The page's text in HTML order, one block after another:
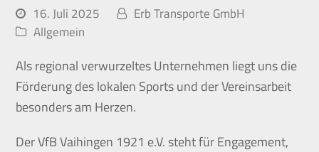
16. Juli 2025
Erb Transporte GmbH
Allgemein
Als regional verwurzeltes Unternehmen liegt uns die
Förderung des lokalen Sports und der Vereinsarbeit
besonders am Herzen.
Der VfB Vaihingen 1921 e.V. steht für Engagement,